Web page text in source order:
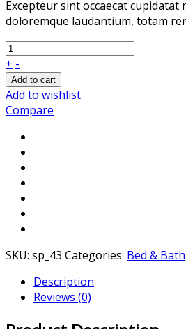
Excepteur sint occaecat
doloremque laudantium, totam
+ -
Add to cart
Add to wishlist
Compare
SKU: sp_43 Categories: Bed & Bath
Description
Reviews (0)